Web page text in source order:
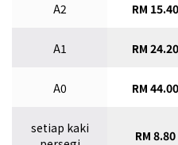
A2 RM 15.40
A1 RM 24.20
A0 RM 44.00
setiap kaki
RM 8.80